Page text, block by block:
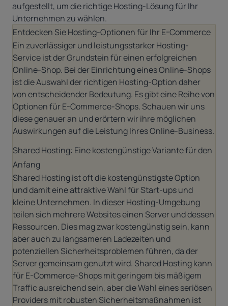
aufgestellt, um die richtige Hosting-Lösung für Ihr
Unternehmen zu wählen.
Entdecken Sie Hosting-Optionen für Ihr E-Commerce
Ein zuverlässiger und leistungsstarkerHosting-
Serviceist der Grundstein für einen erfolgreichen
Online-Shop. Bei der Einrichtung eines Online-Shops
ist die Auswahl der richtigen Hosting-Option daher
von entscheidender Bedeutung. Es gibt eine Reihe von
Optionen für E-Commerce-Shops. Schauen wir uns
diese genauer an und erörtern wir ihre möglichen
Auswirkungen auf die Leistung Ihres Online-Business.
Shared Hosting: Eine kostengünstige Variante für den
Anfang
Shared Hosting ist oft die kostengünstigste Option
und damit eine attraktive Wahl für Start-ups und
kleine Unternehmen. In dieser Hosting-Umgebung
teilen sich mehrere Websites einen Server und dessen
Ressourcen. Dies mag zwar kostengünstig sein, kann
aber auch zu langsameren Ladezeiten und
potenziellen Sicherheitsproblemen führen, da der
Server gemeinsam genutzt wird. Shared Hosting kann
für E-Commerce-Shops mit geringem bis mäßigem
Traffic ausreichend sein, aber die Wahl eines seriösen
Providers mit robusten Sicherheitsmaßnahmen ist